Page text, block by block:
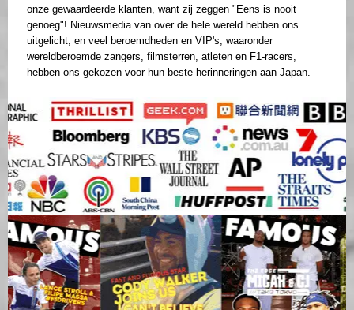
onze gewaardeerde klanten, want zij zeggen "Eens is nooit
genoeg"! Nieuwsmedia van over de hele wereld hebben ons
uitgelicht, en veel beroemdheden en VIP's, waaronder
wereldberoemde zangers, filmsterren, atleten en F1-racers,
hebben ons gekozen voor hun beste herinneringen aan Japan.